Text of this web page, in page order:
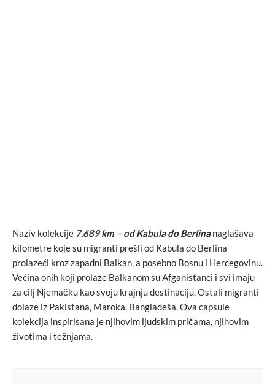
Naziv kolekcije 7.689 km – od Kabula do Berlinanaglašava
kilometre koje su migranti prešli od Kabula do Berlina
prolazeći kroz zapadni Balkan, a posebno Bosnu i Hercegovinu.
Većina onih koji prolaze Balkanom su Afganistanci i svi imaju
za cilj Njemačku kao svoju krajnju destinaciju. Ostali migranti
dolaze iz Pakistana, Maroka, Bangladeša. Ova capsule
kolekcija inspirisana je njihovim ljudskim pričama, njihovim
životima i težnjama.